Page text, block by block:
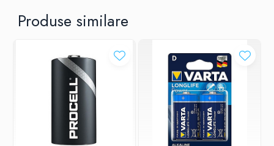
Produse similare